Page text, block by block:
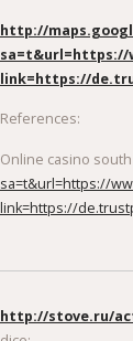
http://
sa=t&url=https://
link=https://
References:
Online casino
sa=t&url=https://
link=https://
http://stove.ru/